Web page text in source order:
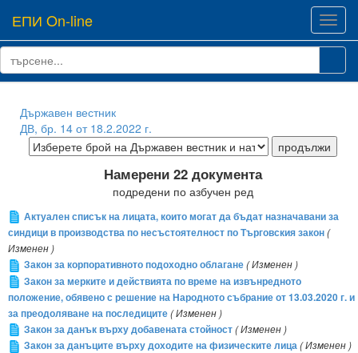
ЕПИ On-line
Държавен вестник
ДВ, бр. 14 от 18.2.2022 г.
Намерени 22 документа
подредени по азбучен ред
Актуален списък на лицата, които могат да бъдат назначавани за
синдици в производства по несъстоятелност по Търговския закон(
Изменен )
Закон за корпоративното подоходно облагане( Изменен )
Закон за мерките и действията по време на извънредното
положение, обявено с решение на Народното събрание от 13.03.2020 г. и
за преодоляване на последиците( Изменен )
Закон за данък върху добавената стойност( Изменен )
Закон за данъците върху доходите на физическите лица( Изменен )